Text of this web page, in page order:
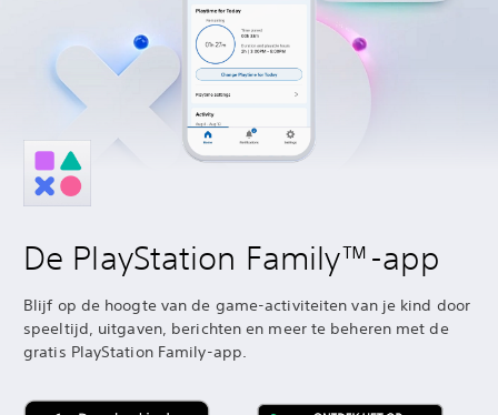
De PlayStation Family™-app
Blijf op de hoogte van de game-activiteiten van je kind door
speeltijd, uitgaven, berichten en meer te beheren met de
gratis PlayStation Family-app.‎